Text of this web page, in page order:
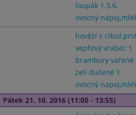
loupák 1.3.6.
ovocný
hovězí s
vepřový vrabec 1
brambory vařené
zelí dušené 1.
ovocný
Pátek 21. 10. 2016 (11:00 - 13:55)